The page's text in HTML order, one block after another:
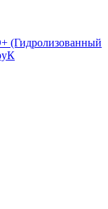
(Гидролизованный